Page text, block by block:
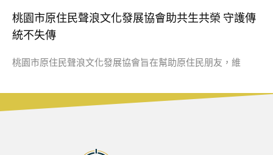
桃園市原住民聲浪文化發展協會助共生共榮 守護傳
統不失傳
桃園市原住民聲浪文化發展協會旨在幫助原住民朋友，維